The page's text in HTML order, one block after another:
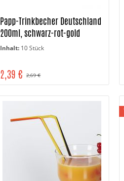
Papp-Trinkbecher Deutschland
200ml, schwarz-rot-gold
Inhalt: 10 Stück
2,69 €
2,39 €